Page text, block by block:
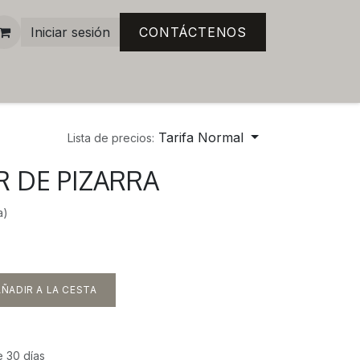
Iniciar sesión CONTÁCTENOS
Lista de precios: Tarifa Normal
DE PIZARRA
A LA CESTA
30 días